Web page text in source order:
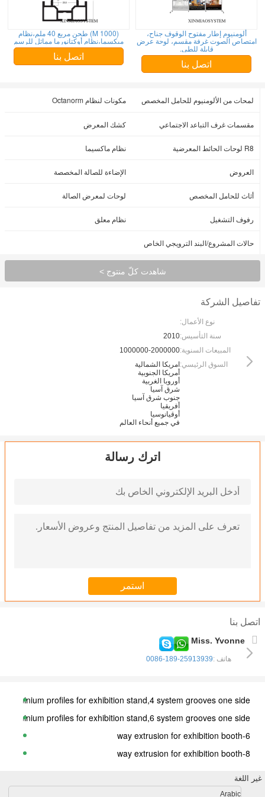
(M 1000) طحن مربع 40 ملم،نظام
ميكسما،نظام أوكتانورما مماثل للرسم
اتصل بنا
ألومنيوم إطار مفتوح الوقوف جناح،
امتصاص الصوت غرفة مقسم، لوحة عرض
قابلة للطي.
اتصل بنا
لمحات من الألومنيوم للحامل المخصص مكونات لنظام Octanorm
مقسمات غرف التباعد الاجتماعي كشك المعرض
R8 لوحات الحائط المعرضية نظام ماكسيما
العروض الإضاءة للصالة المخصصة
أثاث للحامل المخصص لوحات لمعرض الصالة
رفوف التشغيل نظام معلق
حالات المشروع/البند الترويجي الخاص
شاهدت كلّ منتوج >
تفاصيل الشركة
نوع الأعمال:
سنة التأسيس:2010
المبيعات السنوية:1000000-2000000
السوق الرئيسي: امريكا الشمالية
أمريكا الجنوبية
أوروبا الغربية
شرق آسيا
جنوب شرق آسيا
أفريقيا
أوقيانوسيا
في جميع أنحاء العالم
اترك رسالة
اتصل بنا
هاتف :0086-189-25913939
Aluminium profiles for exhibition stand,4 system grooves one side
Aluminium profiles for exhibition stand,6 system grooves one side
6-way extrusion for exhibition booth
8-way extrusion for exhibition booth
32MM post profile for negotiation desk
غير اللغة
Arabic